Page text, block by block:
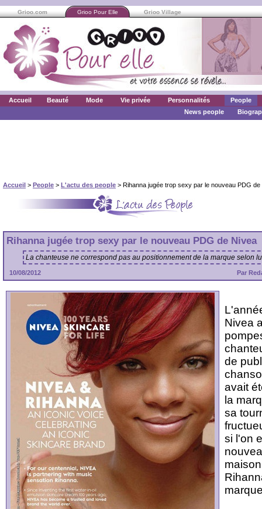
Grioo.com Grioo Pour Elle Grioo Village
Accueil Beauté Mode Vie privée Personnalités
People
News people
Accueil > People > L'actu des people > Rihanna jugée trop sexy par le nouveau PDG de
Rihanna jugée trop sexy par le nouveau PDG de Nivea
La chanteuse ne correspond pas au positionnement de la marque selon
10/08/2012 Par
Nivea
de
avait
la
sa
si l'on